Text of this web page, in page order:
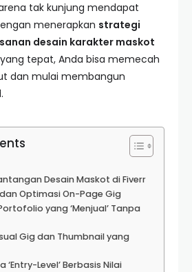
tak kunjung mendapat
menerapkan strategi
desain karakter maskot
yang tepat, Anda bisa memecah
dan mulai membangun
Desain Maskot di Fiverr
dan Optimasi On-Page Gig
yang ‘Menjual’ Tanpa
Gig dan Thumbnail yang
Level’ Berbasis Nilai